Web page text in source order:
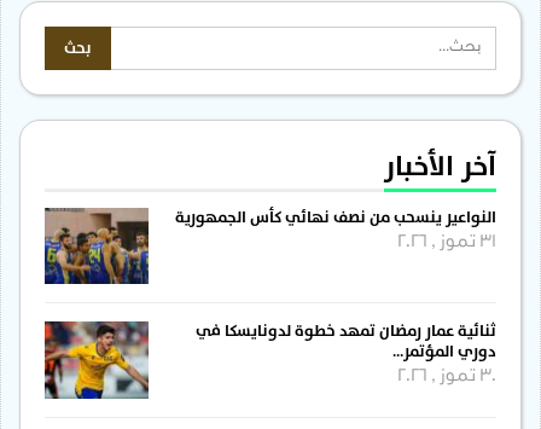
آخر الأخبار
النواعير ينسحب من نصف نهائي كأس الجمهورية
31 تموز , 2026
ثنائية عمار رمضان تمهد خطوة لدونايسكا في
دوري المؤتمر…
30 تموز , 2026